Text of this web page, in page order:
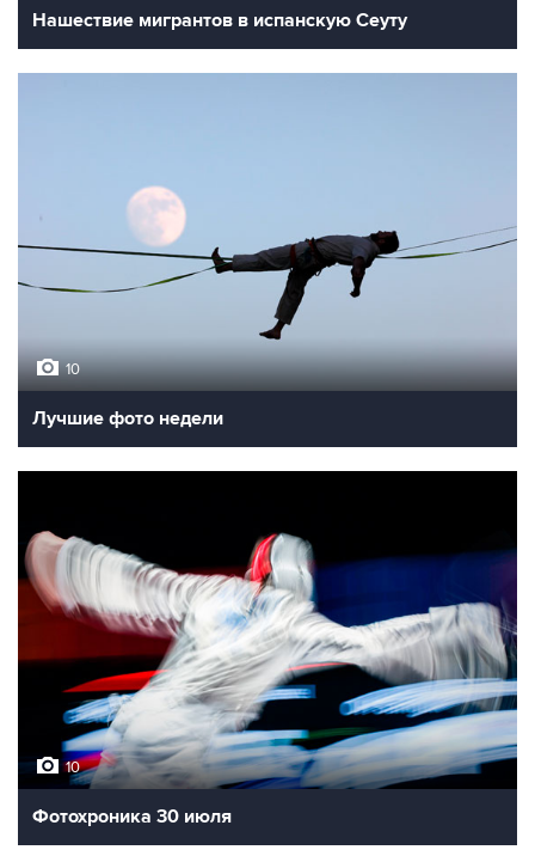
Нашествие мигрантов в испанскую Сеуту
10
Лучшие фото недели
10
Фотохроника 30 июля